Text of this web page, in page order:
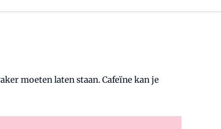
moeten laten staan. Cafeïne kan je